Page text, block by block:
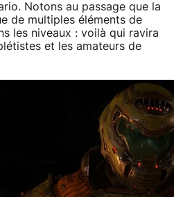
Notons au passage que la
de multiples éléments de
les niveaux : voilà qui ravira
et les amateurs de